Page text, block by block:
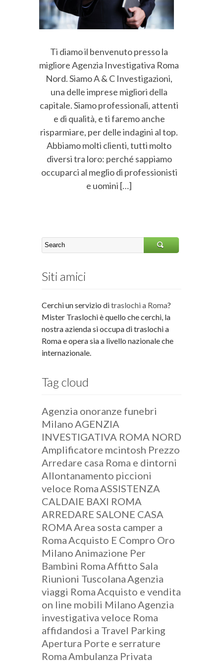
Ti diamo il benvenuto presso la
migliore Agenzia Investigativa Roma
Nord. Siamo A & C Investigazioni,
una delle imprese migliori della
capitale. Siamo professionali, attenti
e di qualità, e ti faremo anche
risparmiare, per delle indagini al top.
Abbiamo molti clienti, tutti molto
diversi tra loro: perché sappiamo
occuparci al meglio di professionisti
e uomini […]
Siti amici
Cerchi un servizio ditraslochi a Roma?
Mister Traslochi è quello che cerchi, la
nostra azienda si occupa di traslochi a
Roma e opera sia a livello nazionale che
internazionale.
Tag cloud
Agenzia onoranze funebri
Milano AGENZIA
INVESTIGATIVA ROMA NORD
Amplificatore mcintosh Prezzo
Arredare casa Roma e dintorni
Allontanamento piccioni
veloce Roma ASSISTENZA
CALDAIE BAXI ROMA
ARREDARE SALONE CASA
ROMA Area sosta camper a
Roma Acquisto E Compro Oro
Milano Animazione Per
Bambini Roma Affitto Sala
Riunioni Tuscolana Agenzia
viaggi Roma Acquisto e vendita
on line mobili Milano Agenzia
investigativa veloce Roma
affidandosi a Travel Parking
Apertura Porte e serrature
Roma Ambulanza Privata